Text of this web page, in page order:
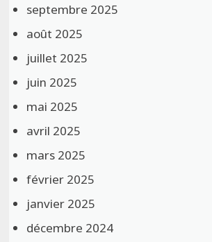
septembre 2025
août 2025
juillet 2025
juin 2025
mai 2025
avril 2025
mars 2025
février 2025
janvier 2025
décembre 2024